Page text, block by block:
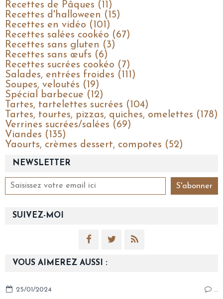
NEWSLETTER
SUIVEZ-MOI
VOUS AIMEREZ AUSSI :
25/01/2024 …
Recettes de Pâques (11)
Recettes d'halloween (15)
Recettes en vidéo (101)
Recettes salées cookéo (67)
Recettes sans gluten (3)
Recettes sans œufs (6)
Recettes sucrées cookéo (7)
Salades, entrées froides (111)
Soupes, veloutés (19)
Spécial barbecue (12)
Tartes, tartelettes sucrées (104)
Tartes, tourtes, pizzas, quiches, omelettes (178)
Verrines sucrées/salées (69)
Viandes (135)
Yaourts, crèmes dessert, compotes (52)